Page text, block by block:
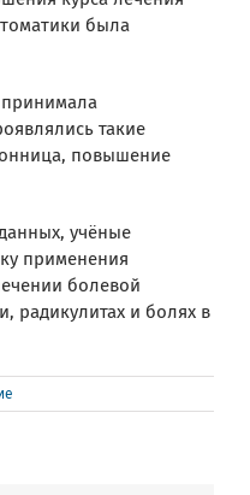
была
такие
повышение
учёные
применения
болевой
радикулитах и болях в